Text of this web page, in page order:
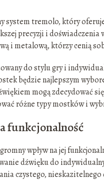
system tremolo, który
precyzji i
i metalową, którzy cenią
do stylu gry i
będzie najlepszym
mogą zdecydować
różne typy mostków i
funkcjonalność
wpływ na jej
dźwięku do
czystego,